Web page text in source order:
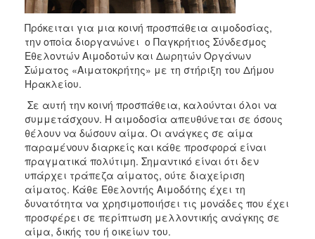
Πρόκειται για μια κοινή προσπάθεια αιμοδοσίας,
την οποία διοργανώνει ο Παγκρήτιος Σύνδεσμος
Εθελοντών Αιμοδοτών και Δωρητών Οργάνων
Σώματος «Αιματοκρήτης» με τη στήριξη του Δήμου
Ηρακλείου.
Σε αυτή την κοινή προσπάθεια, καλούνται όλοι να
συμμετάσχουν. Η αιμοδοσία απευθύνεται σε όσους
θέλουν να δώσουν αίμα. Οι ανάγκες σε αίμα
παραμένουν διαρκείς και κάθε προσφορά είναι
πραγματικά πολύτιμη. Σημαντικό είναι ότι δεν
υπάρχει τράπεζα αίματος, ούτε διαχείριση
αίματος. Κάθε Εθελοντής Αιμοδότης έχει τη
δυνατότητα να χρησιμοποιήσει τις μονάδες που έχει
προσφέρει σε περίπτωση μελλοντικής ανάγκης σε
αίμα, δικής του ή οικείων του.